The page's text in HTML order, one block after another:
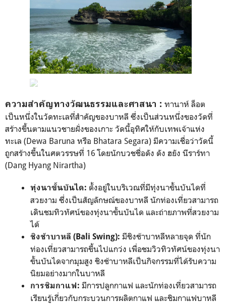
ความสำคัญทางวัฒนธรรมและศาสนา : ทานาห์ ล็อต
เป็นหนึ่งในวัดทะเลที่สำคัญของบาหลี ซึ่งเป็นส่วนหนึ่งของวัดที่
สร้างขึ้นตามแนวชายฝั่งของเกาะ วัดนี้อุทิศให้กับเทพเจ้าแห่ง
ทะเล (Dewa Baruna หรือ Bhatara Segara) มีความเชื่อว่าวัดนี้
ถูกสร้างขึ้นในศตวรรษที่ 16 โดยนักบวชชื่อดัง ดัง ฮยัง นีราร์ทา
(Dang Hyang Nirartha)
ทุ่งนาขั้นบันได: ตั้งอยู่ในบริเวณที่มีทุ่งนาขั้นบันไดที่
สวยงาม ซึ่งเป็นสัญลักษณ์ของบาหลี นักท่องเที่ยวสามารถ
เดินชมทิวทัศน์ของทุ่งนาขั้นบันได และถ่ายภาพที่สวยงาม
ได้
ชิงช้าบาหลี (Bali Swing): มีชิงช้าบาหลีหลายจุด ที่นัก
ท่องเที่ยวสามารถขึ้นไปแกว่ง เพื่อชมวิวทิวทัศน์ของทุ่งนา
ขั้นบันไดจากมุมสูง ชิงช้าบาหลีเป็นกิจกรรมที่ได้รับความ
นิยมอย่างมากในบาหลี
การชิมกาแฟ: มีการปลูกกาแฟ และนักท่องเที่ยวสามารถ
เรียนรู้เกี่ยวกับกระบวนการผลิตกาแฟ และชิมกาแฟบาหลี